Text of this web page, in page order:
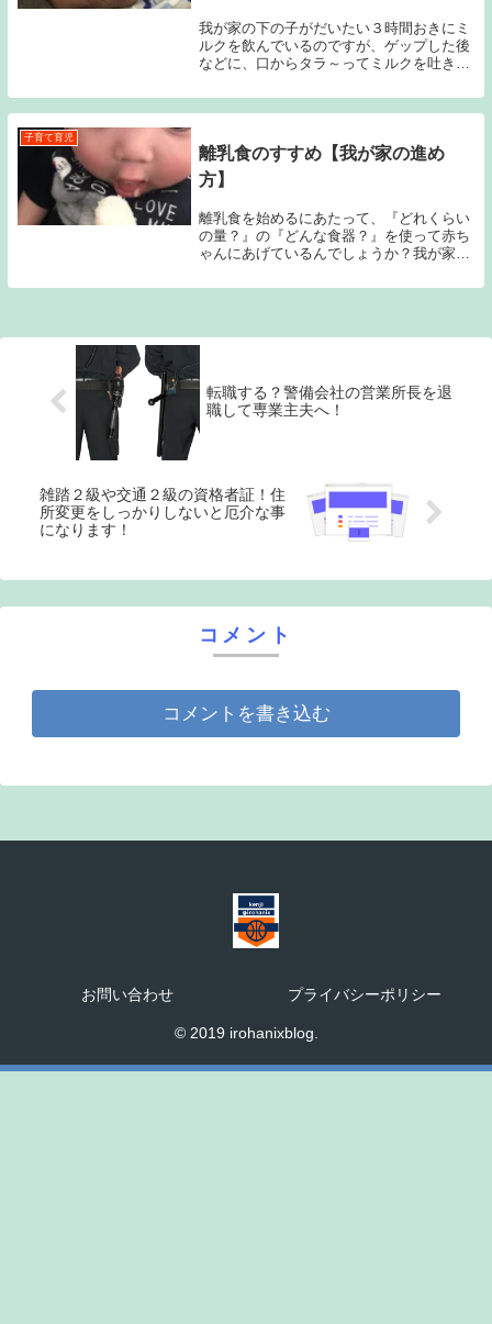
我が家の下の子がだいたい３時間おきにミ
ルクを飲んでいるのですが、ゲップした後
などに、口からタラ～ってミルクを吐き戻
子育て育児
離乳食のすすめ【我が家の進め
方】
離乳食を始めるにあたって、『どれくらい
の量？』の『どんな食器？』を使って赤ち
ゃんにあげているんでしょうか？我が家で
あげています。そんな我が家の進め方をご
転職する？警備会社の営業所長を退
職して専業主夫へ！
雑踏２級や交通２級の資格者証！住
所変更をしっかりしないと厄介な事
になります！
コメント
コメントを書き込む
お問い合わせ プライバシーポリシー
© 2019 irohanixblog.